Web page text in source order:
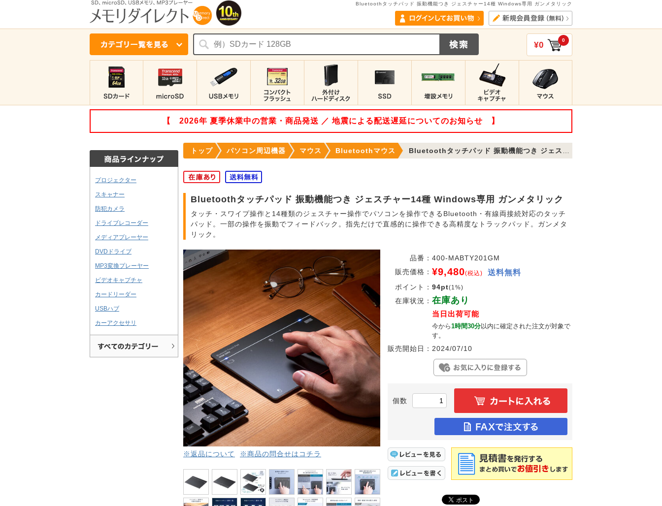
Bluetoothタッチパッド 振動機能つき ジェスチャー14種 Windows専用 ガンメタリック
¥0 0
【 2026年 夏季休業中の営業・商品発送 ／ 地震による配送遅延についてのお知らせ 】
プロジェクター
スキャナー
防犯カメラ
ドライブレコーダー
メディアプレーヤー
DVDドライブ
MP3変換プレーヤー
ビデオキャプチャ
カードリーダー
USBハブ
カーアクセサリ
トップ パソコン周辺機器 マウス Bluetoothマウス Bluetoothタッチパッド 振動機能つき ジェスチャー14種 Windows専用 ガンメタリック
Bluetoothタッチパッド 振動機能つき ジェスチャー14種 Windows専用 ガンメタリック
タッチ・スワイプ操作と14種類のジェスチャー操作でパソコンを操作できるBluetooth・有線両接続対応のタッチ
パッド。一部の操作を振動でフィードバック。指先だけで直感的に操作できる高精度なトラックパッド。ガンメタ
リック。
※返品について ※商品の問合せはコチラ
品番： 400-MABTY201GM
販売価格： ¥9,480(税込) 送料無料
ポイント： 94pt(1%)
在庫状況： 在庫あり
当日出荷可能
今から1時間30分以内に確定された注文が対象で
す。
販売開始日： 2024/07/10
個数